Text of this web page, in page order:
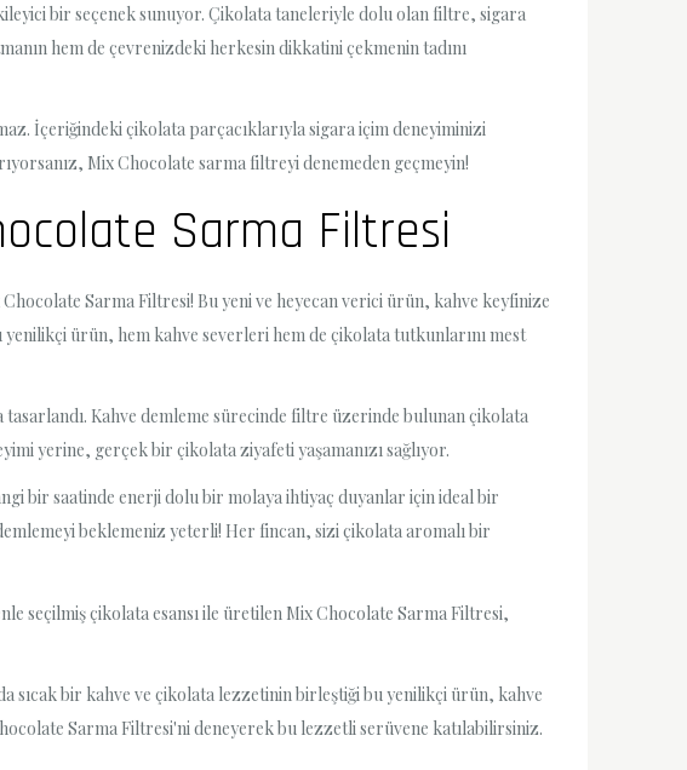
bir seçenek sunuyor. Çikolata taneleriyle dolu olan filtre, sigara
hem de çevrenizdeki herkesin dikkatini çekmenin tadını
İçeriğindeki çikolata parçacıklarıyla sigara içim deneyiminizi
Mix Chocolate sarma filtreyi denemeden geçmeyin!
Sarma Filtresi
Sarma Filtresi! Bu yeni ve heyecan verici ürün, kahve keyfinize
ürün, hem kahve severleri hem de çikolata tutkunlarını mest
Kahve demleme sürecinde filtre üzerinde bulunan çikolata
yerine, gerçek bir çikolata ziyafeti yaşamanızı sağlıyor.
bir saatinde enerji dolu bir molaya ihtiyaç duyanlar için ideal bir
beklemeniz yeterli! Her fincan, sizi çikolata aromalı bir
seçilmiş çikolata esansı ile üretilen Mix Chocolate Sarma Filtresi,
sıcak bir kahve ve çikolata lezzetinin birleştiği bu yenilikçi ürün, kahve
Sarma Filtresi'ni deneyerek bu lezzetli serüvene katılabilirsiniz.